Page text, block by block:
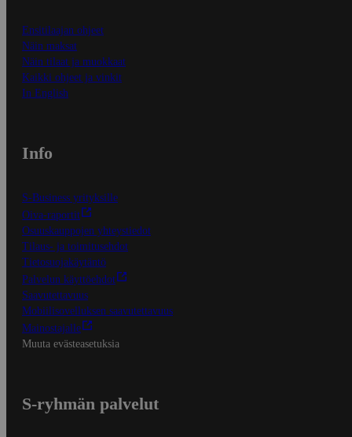
Ensitilaajan ohjeet
Näin maksat
Näin tilaat ja muokkaat
Kaikki ohjeet ja vinkit
In English
Info
S-Business yrityksille
Oiva-raportit
Osuuskauppojen yhteystiedot
Tilaus- ja toimitusehdot
Tietosuojakäytäntö
Palvelun käyttöehdot
Saavutettavuus
Mobiilisovelluksen saavutettavuus
Mainostajalle
Muuta evästeasetuksia
S-ryhmän palvelut